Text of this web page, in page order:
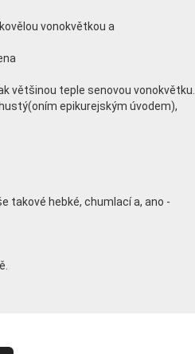
vonokvětkou a
většinou teple senovou vonokvětku.
epikurejským úvodem),
takové hebké, chumlací a, ano -